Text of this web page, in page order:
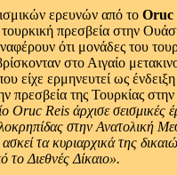
ερευνών από το Oruc
πρεσβεία στην
ότι μονάδες του
στο Αιγαίο
είχε ερμηνευτεί ως
πρεσβεία της Τουρκίας
Oruc Reis άρχισε σεισμικές
στην Ανατολική
τα κυριαρχικά της
το Διεθνές Δίκαιο».